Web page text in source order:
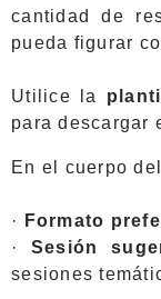
cantidad de
pueda figurar
Utilice la
para descargar
En el cuerpo
· Formato
· Sesión
sesiones